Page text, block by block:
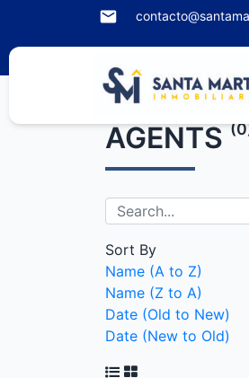
AGENTS
Sort By
Name (A to Z)
Name (Z to A)
Date (Old to New)
Date (New to Old)